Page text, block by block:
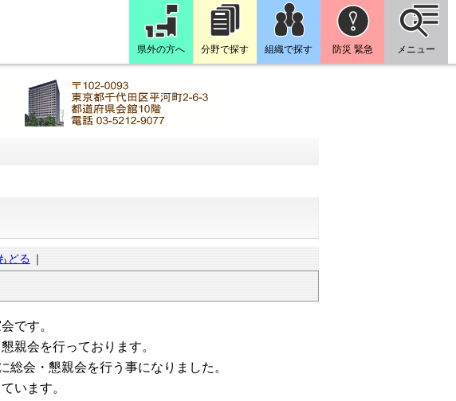
県外の方へ 分野で探す 組織で探す 防災 緊急 メニュー
どる ｜
です。
親会を行っております。
会・懇親会を行う事になりました。
います。